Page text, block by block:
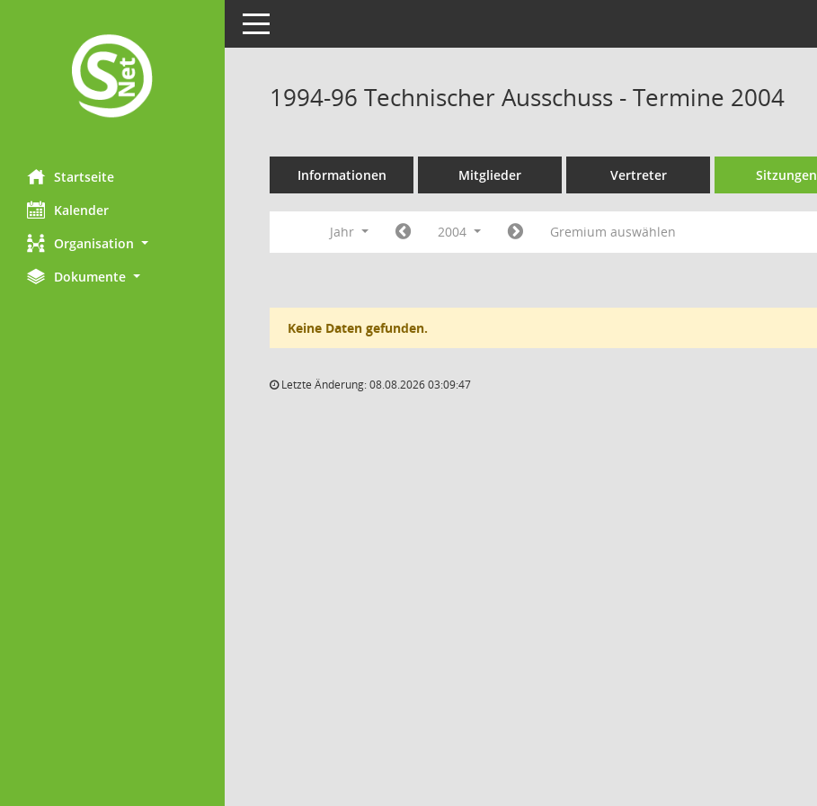
Startseite
Kalender
Organisation
Dokumente
Toggle navigation
1994-96 Technischer Ausschuss - Termine 2004
Informationen Mitglieder Vertreter Sitzungen
Jahr 2004 Gremium auswählen
Keine Daten gefunden.
Letzte Änderung: 08.08.2026 03:09:47